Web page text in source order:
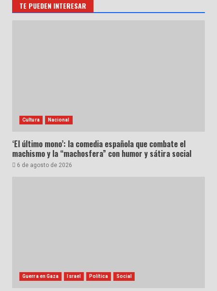
TE PUEDEN INTERESAR
Cultura Nacional
‘El último mono’: la comedia española que combate el
machismo y la “machosfera” con humor y sátira social
6 de agosto de 2026
Guerra en Gaza Israel Política Social